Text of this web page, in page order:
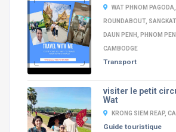
WAT PHNOM
ROUNDABOUT,
DAUN PENH, PHNOM
CAMBODGE
Transport
visiter le petit
Wat
KRONG SIEM REAP,
Guide touristique